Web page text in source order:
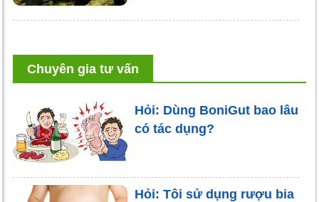
Chuyên gia tư vấn
Hỏi: Dùng BoniGut bao lâu
có tác dụng?
Hỏi: Tôi sử dụng rượu bia